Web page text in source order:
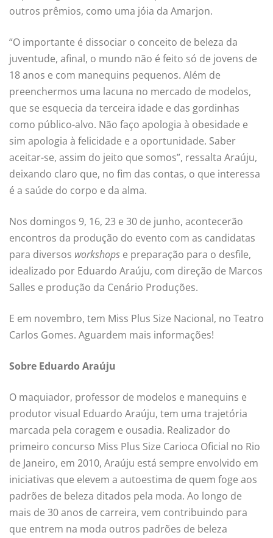
outros prêmios, como uma jóia da Amarjon.
“O importante é dissociar o conceito de beleza da
juventude, afinal, o mundo não é feito só de jovens de
18 anos e com manequins pequenos. Além de
preenchermos uma lacuna no mercado de modelos,
que se esquecia da terceira idade e das gordinhas
como público-alvo. Não faço apologia à obesidade e
sim apologia à felicidade e a oportunidade. Saber
aceitar-se, assim do jeito que somos”, ressalta Araúju,
deixando claro que, no fim das contas, o que interessa
é a saúde do corpo e da alma.
Nos domingos 9, 16, 23 e 30 de junho, acontecerão
encontros da produção do evento com as candidatas
para diversos workshops e preparação para o desfile,
idealizado por Eduardo Araúju, com direção de Marcos
Salles e produção da Cenário Produções.
E em novembro, tem Miss Plus Size Nacional, no Teatro
Carlos Gomes. Aguardem mais informações!
Sobre Eduardo Araúju
O maquiador, professor de modelos e manequins e
produtor visual Eduardo Araúju, tem uma trajetória
marcada pela coragem e ousadia. Realizador do
primeiro concurso Miss Plus Size Carioca Oficial no Rio
de Janeiro, em 2010, Araúju está sempre envolvido em
iniciativas que elevem a autoestima de quem foge aos
padrões de beleza ditados pela moda. Ao longo de
mais de 30 anos de carreira, vem contribuindo para
que entrem na moda outros padrões de beleza